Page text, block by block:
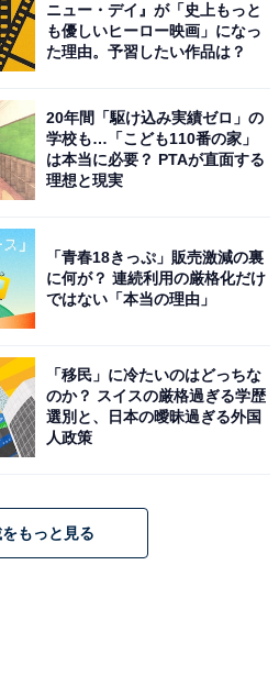
ニュー・デイ』が「史上もっと
も優しいヒーロー映画」になっ
た理由。予習したい作品は？
20年間「駆け込み実績ゼロ」の
学校も…「こども110番の家」
は本当に必要？ PTAが直面する
理想と現実
「青春18きっぷ」販売激減の裏
に何が？ 連続利用の厳格化だけ
ではない「本当の理由」
「移民」に冷たいのはどっちな
のか？ スイスの厳格過ぎる学歴
選別と、日本の曖昧過ぎる外国
人政策
もっと見る